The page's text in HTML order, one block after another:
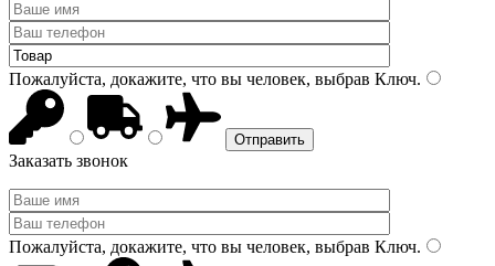
Пожалуйста, докажите, что вы человек, выбрав Ключ.
Заказать звонок
Пожалуйста, докажите, что вы человек, выбрав Ключ.